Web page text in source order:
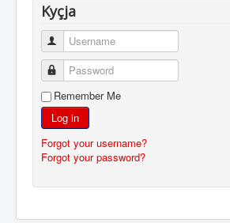
Kyçja
Username
Password
Remember Me
Log in
Forgot your username?
Forgot your password?